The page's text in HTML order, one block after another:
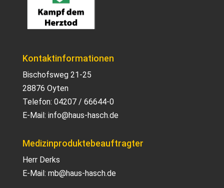
Kontaktinformationen
Bischofsweg 21-25
28876 Oyten
Telefon: 04207 / 66644-0
E-Mail: info@haus-hasch.de
Medizinproduktebeauftragter
Herr Derks
E-Mail: mb@haus-hasch.de